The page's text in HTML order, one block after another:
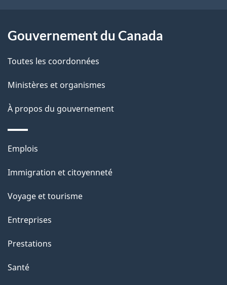
l
a
g
e
Gouvernement du Canada
Toutes les coordonnées
Ministères et organismes
À propos du gouvernement
Thèmes
sujets
Emplois
Immigration et citoyenneté
Voyage et tourisme
Entreprises
Prestations
Santé